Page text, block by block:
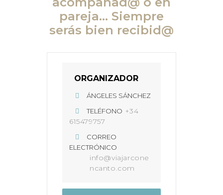
pareja… Siempre
serás bien recibid@
ORGANIZADOR
ÁNGELES SÁNCHEZ
TELÉFONO +34
615479757
CORREO
ELECTRÓNICO
info@viajarcone
ncanto.com